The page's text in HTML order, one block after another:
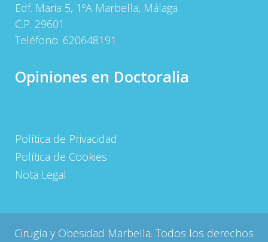
Edf. Maria 5, 1ºA Marbella, Málaga
C.P. 29601
Teléfono: 620648191
Opiniones en Doctoralia
Política de Privacidad
Política de Cookies
Nota Legal
Cirugía y Obesidad Marbella. Todos los derechos